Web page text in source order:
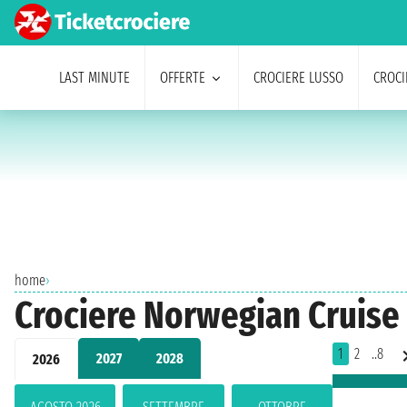
LAST MINUTE OFFERTE CROCIERE LUSSO
home›
Crociere Norwegian
2026 2027 2028 1 2 ..8